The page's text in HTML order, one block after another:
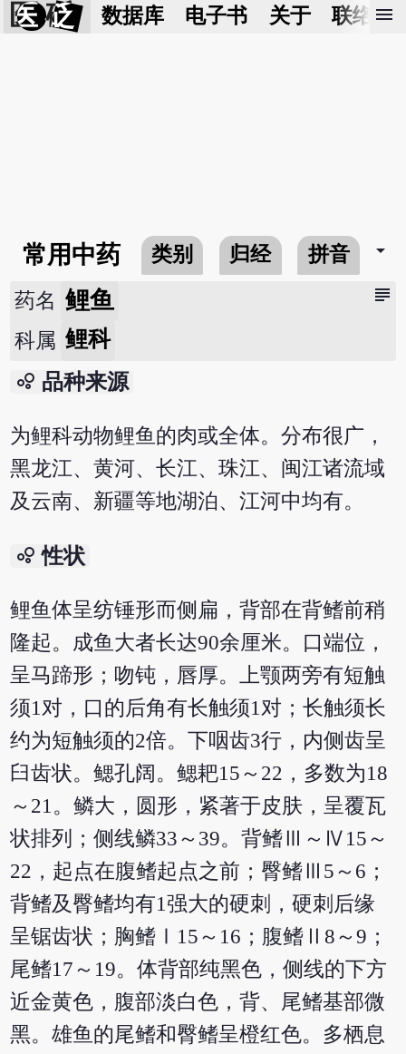
医 砭 数据库 电子书 关于 联络我
menu
常用中药 类别 归经 拼音 arrow_drop_down
subject
药名 鲤鱼
科属 鲤科
bubble_chart 品种来源
为鲤科动物鲤鱼的肉或全体。分布很广，
黑龙江、黄河、长江、珠江、闽江诸流域
及云南、新疆等地湖泊、江河中均有。
bubble_chart 性状
鲤鱼体呈纺锤形而侧扁，背部在背鳍前稍
隆起。成鱼大者长达90余厘米。口端位，
呈马蹄形；吻钝，唇厚。上颚两旁有短触
须1对，口的后角有长触须1对；长触须长
约为短触须的2倍。下咽齿3行，内侧齿呈
臼齿状。鳃孔阔。鳃耙15～22，多数为18
～21。鳞大，圆形，紧著于皮肤，呈覆瓦
状排列；侧线鳞33～39。背鳍Ⅲ～Ⅳ15～
22，起点在腹鳍起点之前；臀鳍Ⅲ5～6；
背鳍及臀鳍均有1强大的硬刺，硬刺后缘
呈锯齿状；胸鳍Ⅰ15～16；腹鳍Ⅱ8～9；
尾鳍17～19。体背部纯黑色，侧线的下方
近金黄色，腹部淡白色，背、尾鳍基部微
黑。雄鱼的尾鳍和臀鳍呈橙红色。多栖息